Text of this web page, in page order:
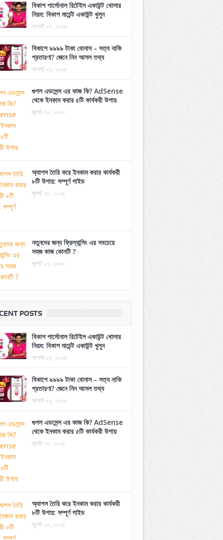
বিকাশ পার্সোনাল রিটেইল একাউন্ট খোলার
নিয়ম: বিকাশ মার্চেন্ট একাউন্ট খুলুন
আগস্ট ০৪, ২০২৬
বিকাশে ৯৯৯৯ টাকা বোনাস – সত্য নাকি
প্রতারণা? জেনে নিন আসল তথ্য
আগস্ট ০২, ২০২৬
গুগল এডসেন্স এর কাজ কি? AdSense
থেকে ইনকাম করার ৫টি কার্যকরী উপায়
জুলাই ৩০, ২০২৬
অ্যাপস তৈরি করে ইনকাম করার কার্যকরী
৮টি উপায়: সম্পূর্ণ গাইড
জুলাই ২৮, ২০২৬
নতুনদের জন্য ফ্রিল্যান্সিং এর সবচেয়ে
সহজ কাজ কোনটি ?
জুলাই ২৭, ২০২৬
POSTS
বিকাশ পার্সোনাল রিটেইল একাউন্ট খোলার
নিয়ম: বিকাশ মার্চেন্ট একাউন্ট খুলুন
আগস্ট ০৪, ২০২৬
বিকাশে ৯৯৯৯ টাকা বোনাস – সত্য নাকি
প্রতারণা? জেনে নিন আসল তথ্য
আগস্ট ০২, ২০২৬
গুগল এডসেন্স এর কাজ কি? AdSense
থেকে ইনকাম করার ৫টি কার্যকরী উপায়
জুলাই ৩০, ২০২৬
অ্যাপস তৈরি করে ইনকাম করার কার্যকরী
৮টি উপায়: সম্পূর্ণ গাইড
জুলাই ২৮, ২০২৬